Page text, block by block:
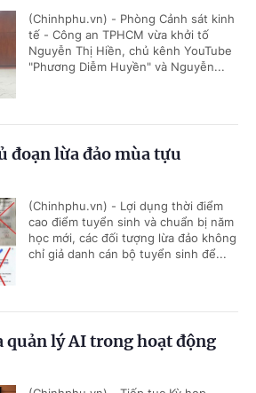
(Chinhphu.vn) - Phòng Cảnh sát kinh
tế - Công an TPHCM vừa khởi tố
Nguyễn Thị Hiền, chủ kênh YouTube
"Phương Diễm Huyền" và Nguyễn...
đoạn lừa đảo mùa tựu
(Chinhphu.vn) - Lợi dụng thời điểm
cao điểm tuyển sinh và chuẩn bị năm
học mới, các đối tượng lừa đảo không
chỉ giả danh cán bộ tuyển sinh để...
quản lý AI trong hoạt động